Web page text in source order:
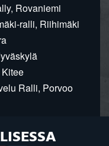
Rovaniemi
ralli, Riihimäki
Ralli, Porvoo